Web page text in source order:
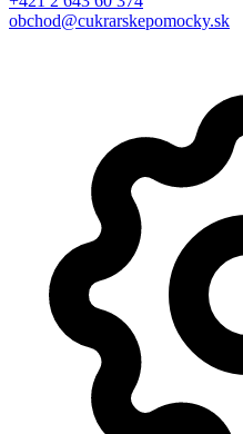
obchod@cukrarskepomocky.sk